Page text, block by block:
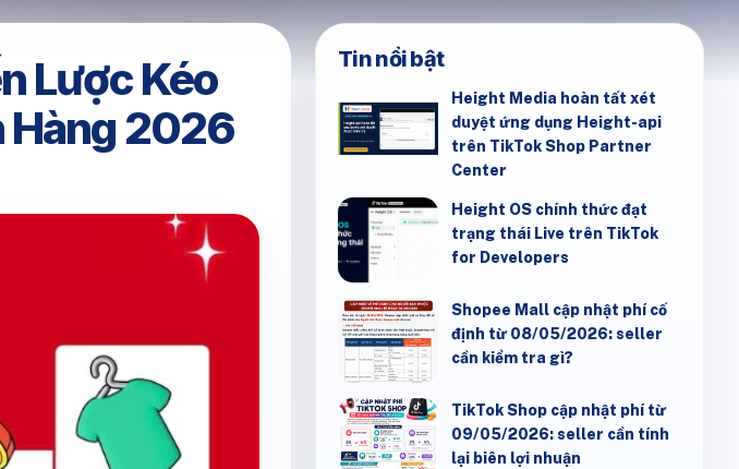
Lược Kéo
Hàng 2026
Tin nổi bật
Height Media hoàn tất xét
duyệt ứng dụng Height-api
trên TikTok Shop Partner
Center
Height OS chính thức đạt
trạng thái Live trên TikTok
for Developers
Shopee Mall cập nhật phí cố
định từ 08/05/2026: seller
cần kiểm tra gì?
TikTok Shop cập nhật phí từ
09/05/2026: seller cần tính
lại biên lợi nhuận